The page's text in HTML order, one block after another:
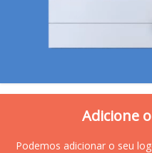
Adicione
Podemos adicionar o seu